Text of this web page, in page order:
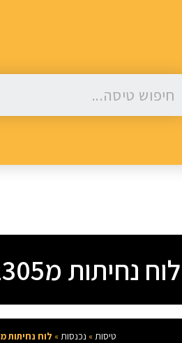
לוח נחיתות מ202404092305
טיסות» נכנסות» לוח נחיתות מ202404092305